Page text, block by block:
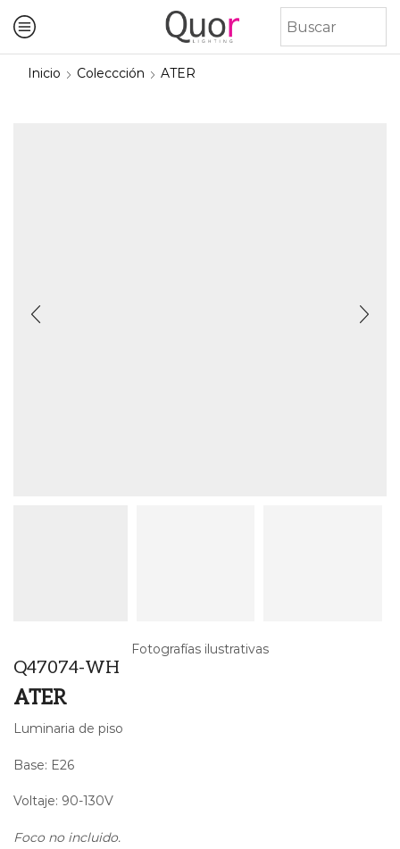
Inicio Coleccción ATER
Fotografías ilustrativas
Q47074-WH
ATER
Luminaria de piso
Base: E26
Voltaje: 90-130V
Foco no incluido.